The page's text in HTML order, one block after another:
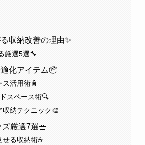
収納改善の理由✨
厳選5選🔧
化アイテム📦
活用術🧴
スペース術🔍
収納テクニック🎨
ズ厳選7選🧺
せる収納術☕